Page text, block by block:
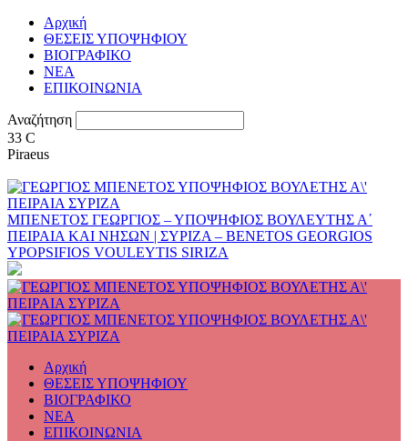
Αρχική
ΘΕΣΕΙΣ ΥΠΟΨΗΦΙΟΥ
ΒΙΟΓΡΑΦΙΚΟ
ΝΕΑ
ΕΠΙΚΟΙΝΩΝΙΑ
Αναζήτηση
33 C
Piraeus
ΜΠΕΝΕΤΟΣ ΓΕΩΡΓΙΟΣ – ΥΠΟΨΗΦΙΟΣ ΒΟΥΛΕΥΤΗΣ Α΄
ΠΕΙΡΑΙΑ ΚΑΙ ΝΗΣΩΝ | ΣΥΡΙΖΑ – BENETOS GEORGIOS
YPOPSIFIOS VOULEYTIS SIRIZA
Αρχική
ΘΕΣΕΙΣ ΥΠΟΨΗΦΙΟΥ
ΒΙΟΓΡΑΦΙΚΟ
ΝΕΑ
ΕΠΙΚΟΙΝΩΝΙΑ